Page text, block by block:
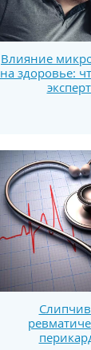
Влияние
на здоровье: